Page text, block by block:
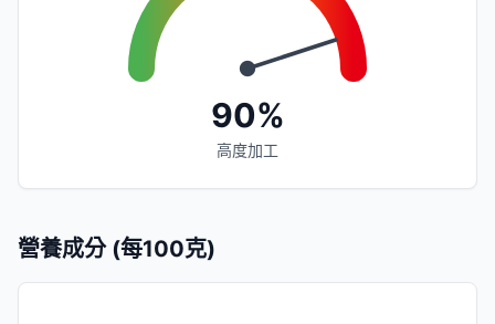
90%
高度加工
營養成分 (每100克)